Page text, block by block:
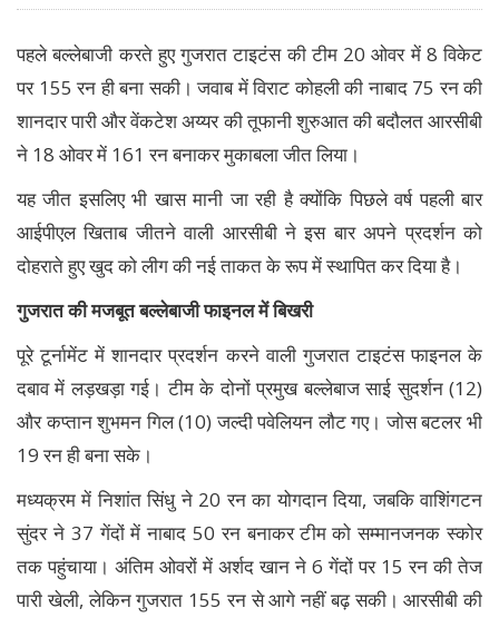
पहले बल्लेबाजी करते हुए गुजरात टाइटंस की टीम 20 ओवर में 8 विकेट
पर 155 रन ही बना सकी। जवाब में विराट कोहली की नाबाद 75 रन की
शानदार पारी और वेंकटेश अय्यर की तूफानी शुरुआत की बदौलत आरसीबी
ने 18 ओवर में 161 रन बनाकर मुकाबला जीत लिया।
यह जीत इसलिए भी खास मानी जा रही है क्योंकि पिछले वर्ष पहली बार
आईपीएल खिताब जीतने वाली आरसीबी ने इस बार अपने प्रदर्शन को
दोहराते हुए खुद को लीग की नई ताकत के रूप में स्थापित कर दिया है।
गुजरात की मजबूत बल्लेबाजी फाइनल में बिखरी
पूरे टूर्नामेंट में शानदार प्रदर्शन करने वाली गुजरात टाइटंस फाइनल के
दबाव में लड़खड़ा गई। टीम के दोनों प्रमुख बल्लेबाज साई सुदर्शन (12)
और कप्तान शुभमन गिल (10) जल्दी पवेलियन लौट गए। जोस बटलर भी
19 रन ही बना सके।
मध्यक्रम में निशांत सिंधु ने 20 रन का योगदान दिया, जबकि वाशिंगटन
सुंदर ने 37 गेंदों में नाबाद 50 रन बनाकर टीम को सम्मानजनक स्कोर
तक पहुंचाया। अंतिम ओवरों में अर्शद खान ने 6 गेंदों पर 15 रन की तेज
पारी खेली, लेकिन गुजरात 155 रन से आगे नहीं बढ़ सकी। आरसीबी की